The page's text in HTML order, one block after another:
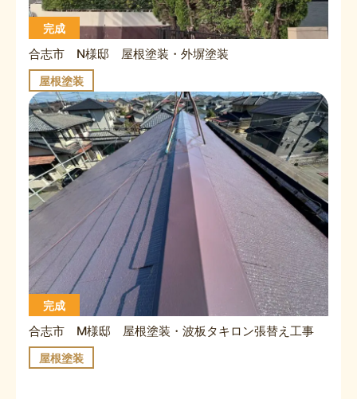
完成
合志市 N様邸 屋根塗装・外塀塗装
屋根塗装
完成
合志市 M様邸 屋根塗装・波板タキロン張替え工事
屋根塗装